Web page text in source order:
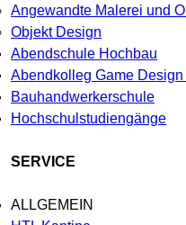
Angewandte Malerei und
Objekt Design
Abendschule Hochbau
Abendkolleg Game
Bauhandwerkerschule
Hochschulstudiengänge
SERVICE
ALLGEMEIN